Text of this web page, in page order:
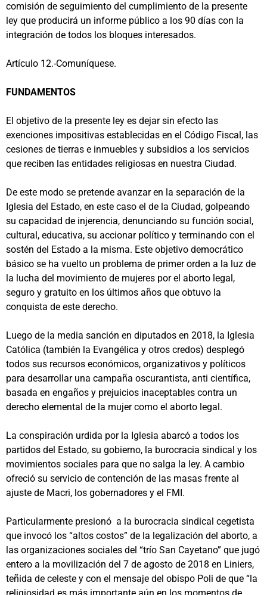
comisión de seguimiento del cumplimiento de la presente
ley que producirá un informe público a los 90 días con la
integración de todos los bloques interesados.
Artículo 12.-Comuníquese.
FUNDAMENTOS
El objetivo de la presente ley es dejar sin efecto las
exenciones impositivas establecidas en el Código Fiscal, las
cesiones de tierras e inmuebles y subsidios a los servicios
que reciben las entidades religiosas en nuestra Ciudad.
De este modo se pretende avanzar en la separación de la
Iglesia del Estado, en este caso el de la Ciudad, golpeando
su capacidad de injerencia, denunciando su función social,
cultural, educativa, su accionar político y terminando con el
sostén del Estado a la misma. Este objetivo democrático
básico se ha vuelto un problema de primer orden a la luz de
la lucha del movimiento de mujeres por el aborto legal,
seguro y gratuito en los últimos años que obtuvo la
conquista de este derecho.
Luego de la media sanción en diputados en 2018, la Iglesia
Católica (también la Evangélica y otros credos) desplegó
todos sus recursos económicos, organizativos y políticos
para desarrollar una campaña oscurantista, anti científica,
basada en engaños y prejuicios inaceptables contra un
derecho elemental de la mujer como el aborto legal.
La conspiración urdida por la Iglesia abarcó a todos los
partidos del Estado, su gobierno, la burocracia sindical y los
movimientos sociales para que no salga la ley. A cambio
ofreció su servicio de contención de las masas frente al
ajuste de Macri, los gobernadores y el FMI.
Particularmente presionó a la burocracia sindical cegetista
que invocó los “altos costos” de la legalización del aborto, a
las organizaciones sociales del “trío San Cayetano” que jugó
entero a la movilización del 7 de agosto de 2018 en Liniers,
teñida de celeste y con el mensaje del obispo Poli de que “la